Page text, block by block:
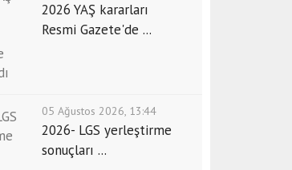
2026 YAŞ kararları
Resmi Gazete'de ...
05 Ağustos 2026, 13:44
2026- LGS yerleştirme
sonuçları ...